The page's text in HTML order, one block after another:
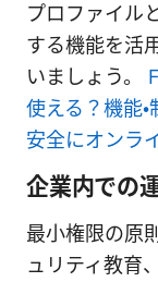
プロファイル
する機能を活
いましょう。
使える？機能
安全にオンラ
企業内での
最小権限の原
ュリティ教育